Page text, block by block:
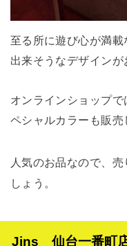
至る所に遊び心が満
出来そうなデザインが
オンラインショップ
ペシャルカラーも販売
人気のお品なので、
しょう。
Jins 仙台一番町